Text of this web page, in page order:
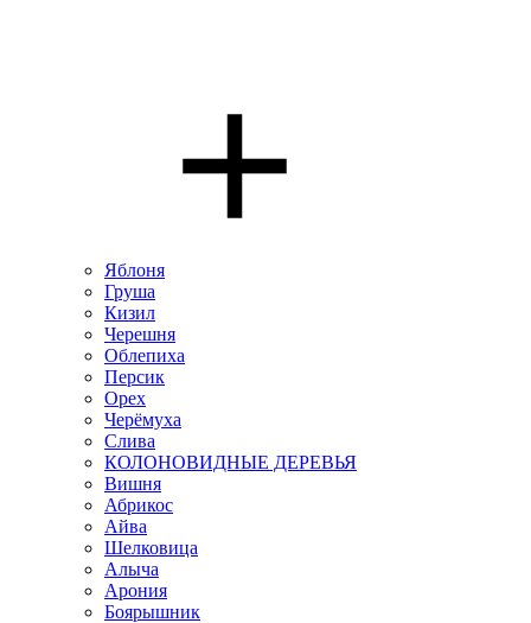
Яблоня
Груша
Кизил
Черешня
Облепиха
Персик
Орех
Черёмуха
Слива
КОЛОНОВИДНЫЕ ДЕРЕВЬЯ
Вишня
Абрикос
Айва
Шелковица
Алыча
Арония
Боярышник